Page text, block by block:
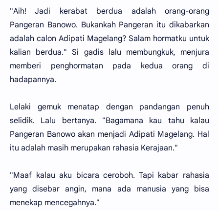
"Aih! Jadi kerabat berdua adalah orang-orang
Pangeran Banowo. Bukankah Pangeran itu dikabarkan
adalah calon Adipati Magelang? Salam hormatku untuk
kalian berdua." Si gadis lalu membungkuk, menjura
memberi penghormatan pada kedua orang di
hadapannya.
Lelaki gemuk menatap dengan pandangan penuh
selidik. Lalu bertanya. "Bagamana kau tahu kalau
Pangeran Banowo akan menjadi Adipati Magelang. Hal
itu adalah masih merupakan rahasia Kerajaan."
"Maaf kalau aku bicara ceroboh. Tapi kabar rahasia
yang disebar angin, mana ada manusia yang bisa
menekap mencegahnya."